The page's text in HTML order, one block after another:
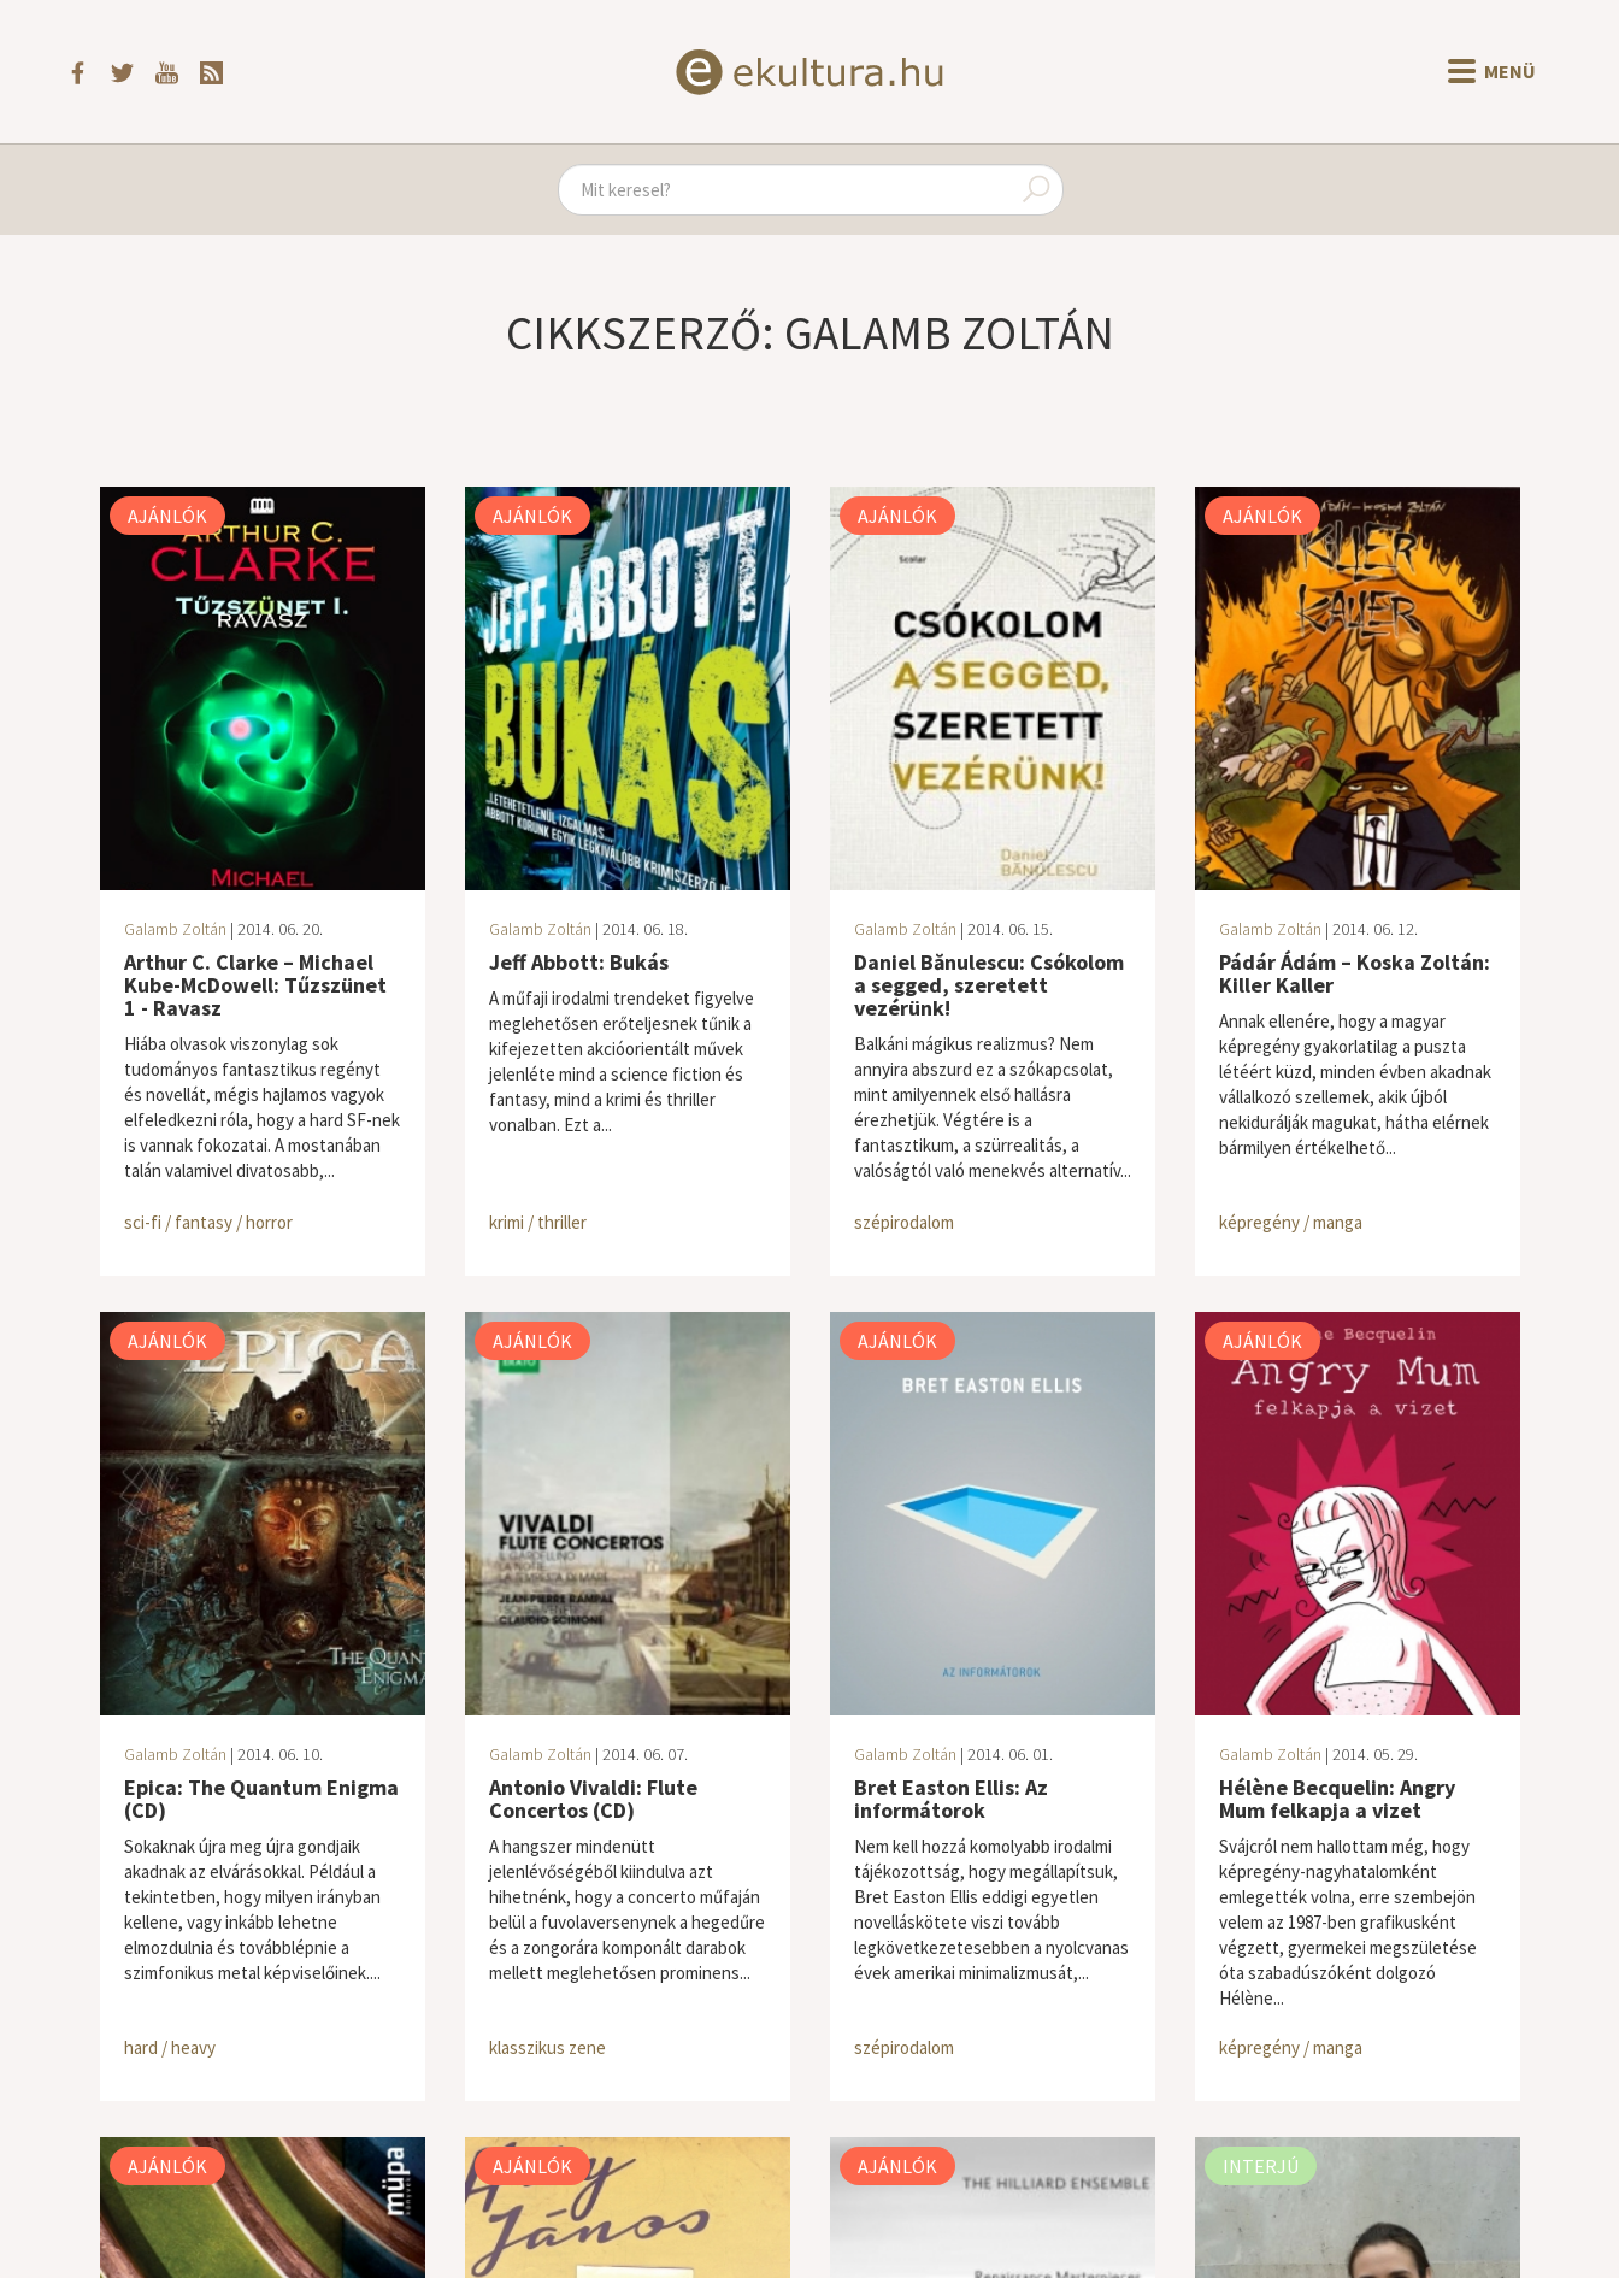
MENÜ
CIKKSZERZŐ: GALAMB ZOLTÁN
AJÁNLÓK
Galamb Zoltán | 2014. 06. 20.
Arthur C. Clarke – Michael
Kube-McDowell: Tűzszünet
1 - Ravasz
Hiába olvasok viszonylag sok
tudományos fantasztikus regényt
és novellát, mégis hajlamos vagyok
elfeledkezni róla, hogy a hard SF-nek
is vannak fokozatai. A mostanában
talán valamivel divatosabb,...
sci-fi / fantasy / horror
AJÁNLÓK
Galamb Zoltán | 2014. 06. 18.
Jeff Abbott: Bukás
A műfaji irodalmi trendeket figyelve
meglehetősen erőteljesnek tűnik a
kifejezetten akcióorientált művek
jelenléte mind a science fiction és
fantasy, mind a krimi és thriller
vonalban. Ezt a...
krimi / thriller
AJÁNLÓK
Galamb Zoltán | 2014. 06. 15.
Daniel Bănulescu: Csókolom
a segged, szeretett
vezérünk!
Balkáni mágikus realizmus? Nem
annyira abszurd ez a szókapcsolat,
mint amilyennek első hallásra
érezhetjük. Végtére is a
fantasztikum, a szürrealitás, a
valóságtól való menekvés alternatív...
szépirodalom
AJÁNLÓK
Galamb Zoltán | 2014. 06. 12.
Pádár Ádám – Koska Zoltán:
Killer Kaller
Annak ellenére, hogy a magyar
képregény gyakorlatilag a puszta
létéért küzd, minden évben akadnak
vállalkozó szellemek, akik újból
nekidurálják magukat, hátha elérnek
bármilyen értékelhető...
képregény / manga
AJÁNLÓK
Galamb Zoltán | 2014. 06. 10.
Epica: The Quantum Enigma
(CD)
Sokaknak újra meg újra gondjaik
akadnak az elvárásokkal. Például a
tekintetben, hogy milyen irányban
kellene, vagy inkább lehetne
elmozdulnia és továbblépnie a
szimfonikus metal képviselőinek....
hard / heavy
AJÁNLÓK
Galamb Zoltán | 2014. 06. 07.
Antonio Vivaldi: Flute
Concertos (CD)
A hangszer mindenütt
jelenlévőségéből kiindulva azt
hihetnénk, hogy a concerto műfaján
belül a fuvolaversenynek a hegedűre
és a zongorára komponált darabok
mellett meglehetősen prominens...
klasszikus zene
AJÁNLÓK
Galamb Zoltán | 2014. 06. 01.
Bret Easton Ellis: Az
informátorok
Nem kell hozzá komolyabb irodalmi
tájékozottság, hogy megállapítsuk,
Bret Easton Ellis eddigi egyetlen
novelláskötete viszi tovább
legkövetkezetesebben a nyolcvanas
évek amerikai minimalizmusát,...
szépirodalom
AJÁNLÓK
Galamb Zoltán | 2014. 05. 29.
Hélène Becquelin: Angry
Mum felkapja a vizet
Svájcról nem hallottam még, hogy
képregény-nagyhatalomként
emlegették volna, erre szembejön
velem az 1987-ben grafikusként
végzett, gyermekei megszületése
óta szabadúszóként dolgozó
Hélène...
képregény / manga
AJÁNLÓK AJÁNLÓK AJÁNLÓK INTERJÚ